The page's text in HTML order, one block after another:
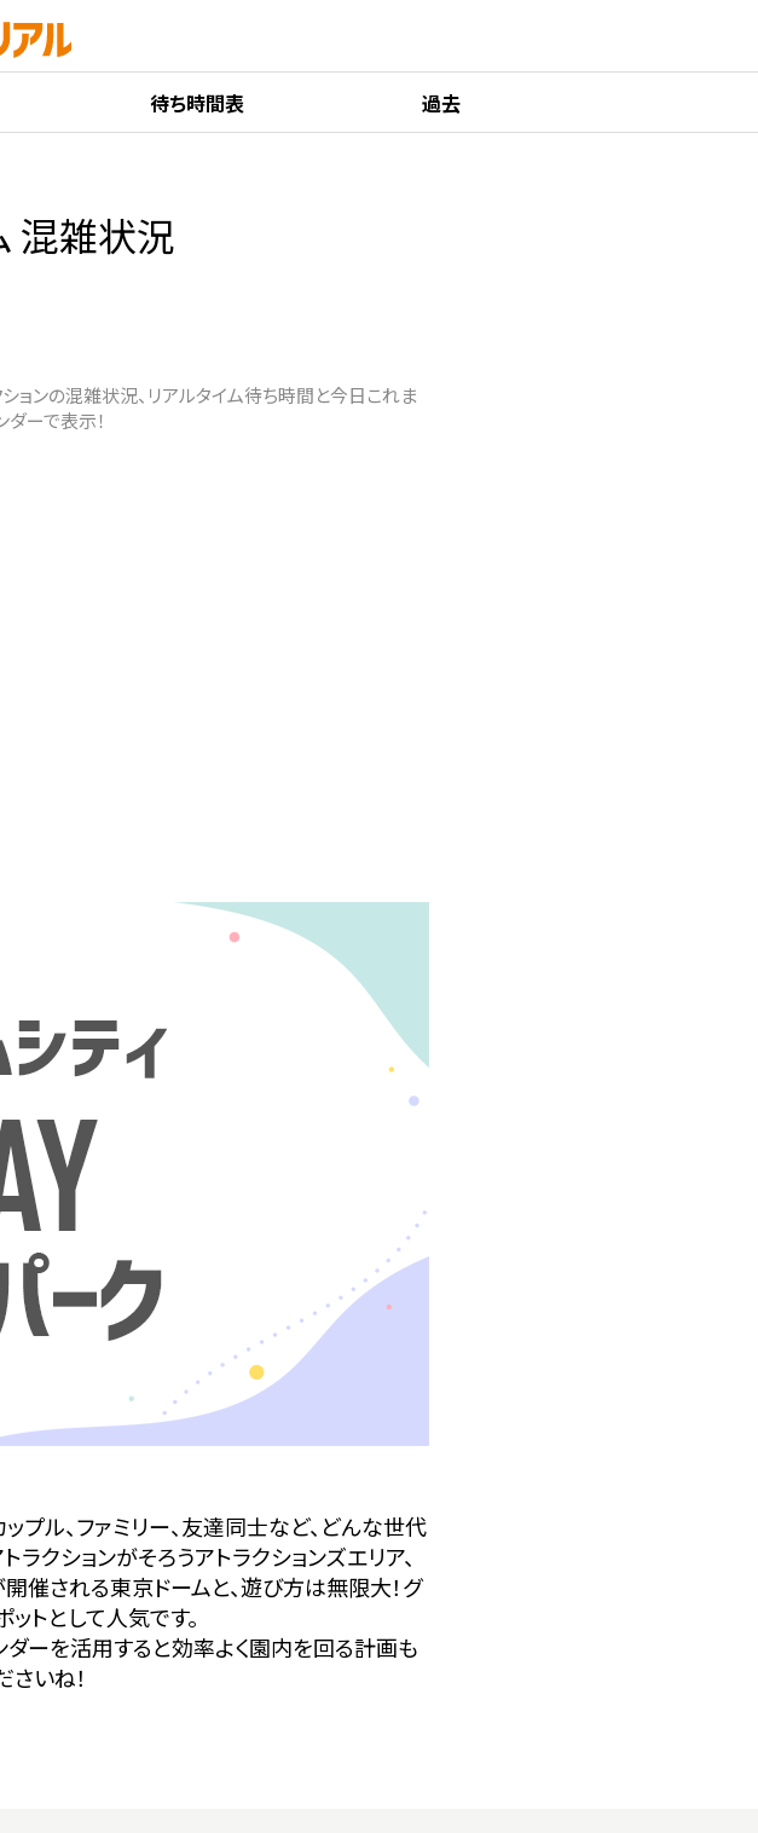
待ち時間表 過去
混雑状況
ョンの混雑状況、リアルタイム待ち時間と今日これま
ーで表示！
プル、ファミリー、友達同士など、どんな世代
クションがそろうアトラクションズエリア、
催される東京ドームと、遊び方は無限大！グ
トとして人気です。
ーを活用すると効率よく園内を回る計画も
いね！